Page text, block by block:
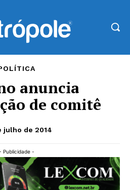
anuncia
de comitê
julho de 2014
Publicidade -